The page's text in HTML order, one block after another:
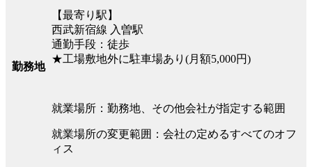
勤務地
【最寄り駅】
西武新宿線 入曽駅
通勤手段：徒歩
★工場敷地外に駐車場あり(月額5,000円)
就業場所：勤務地、その他会社が指定する範囲
就業場所の変更範囲：会社の定めるすべてのオフ
ィス